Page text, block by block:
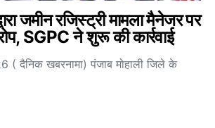
जमीन रजिस्ट्री मामला मैनेजर पर
SGPC ने शुरू की कार्रवाई
( दैनिक खबरनामा) पंजाब मोहाली जिले के